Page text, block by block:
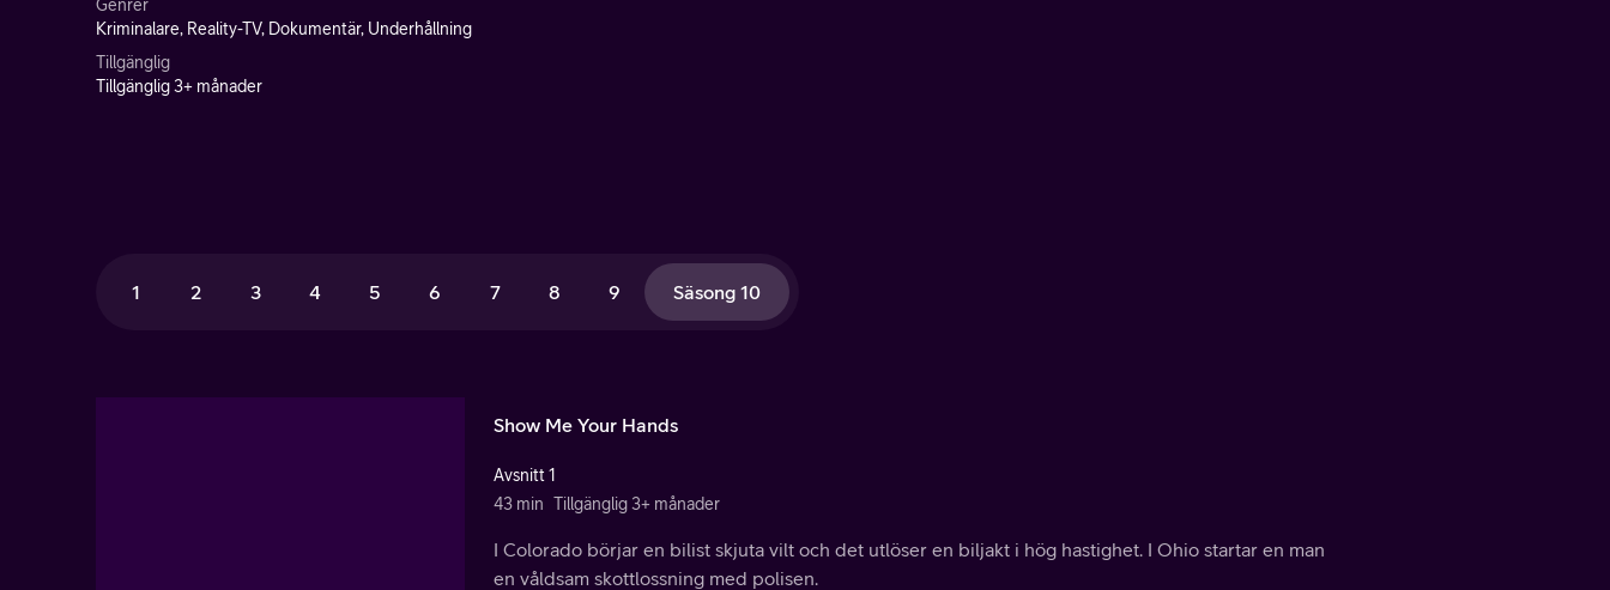
Genrer
Kriminalare, Reality-TV, Dokumentär, Underhållning
Tillgänglig
Tillgänglig 3+ månader
1 2 3 4 5 6 7 8 9 Säsong 10
Show Me Your Hands
Avsnitt 1
43 min Tillgänglig 3+ månader
I Colorado börjar en bilist skjuta vilt och det utlöser en biljakt i hög hastighet. I Ohio startar en man
en våldsam skottlossning med polisen.